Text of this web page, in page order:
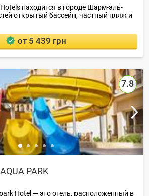
находится в городе Шарм-эль-
открытый бассейн, частный пляж и
от 5 439 грн
7.8
PARK
Hotel — это отель, расположенный в